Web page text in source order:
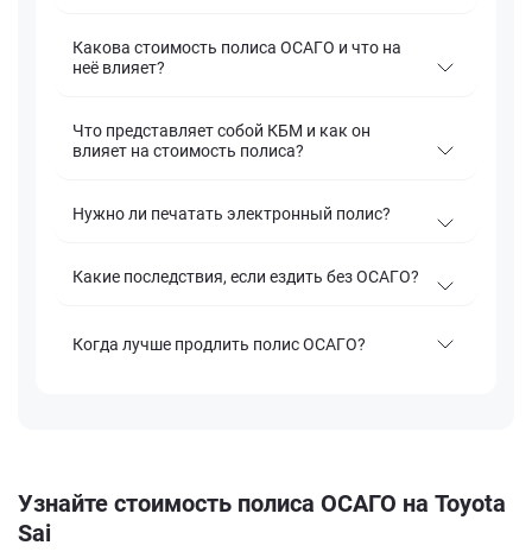
Какова стоимость полиса ОСАГО и что на
неё влияет?
Что представляет собой КБМ и как он
влияет на стоимость полиса?
Нужно ли печатать электронный полис?
Какие последствия, если ездить без ОСАГО?
Когда лучше продлить полис ОСАГО?
Узнайте стоимость полиса ОСАГО на Toyota
Sai